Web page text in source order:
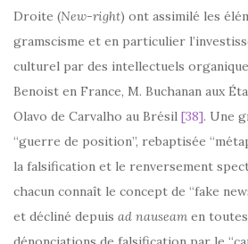
Droite (New-right) ont assimilé les
gramscisme et en particulier
culturel par des intellectuels
Benoist en France, M. Buchanan aux
Olavo de Carvalho au Brésil [38]. Une
“guerre de position”, rebaptisée
la falsification et le renversement
chacun connaît le concept de “fake
et décliné depuis ad nauseam en